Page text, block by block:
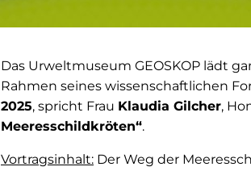
Das Urweltmuseum GEOSKOP lädt
Rahmen seines wissenschaftlichen
2025, spricht Frau Klaudia Gilcher,
Meeresschildkröten“.
Vortragsinhalt: Der Weg der